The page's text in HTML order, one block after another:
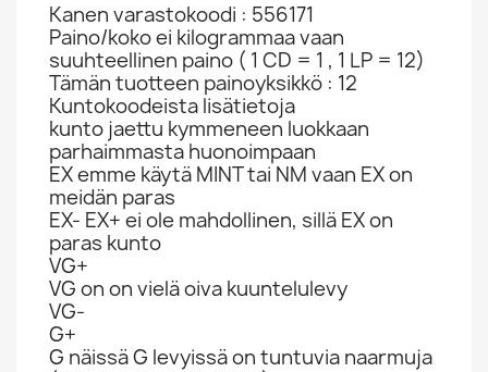
Kanen varastokoodi : 556171
Paino/koko ei kilogrammaa vaan
suuhteellinen paino ( 1 CD = 1 , 1 LP = 12)
Tämän tuotteen painoyksikkö : 12
Kuntokoodeista lisätietoja
kunto jaettu kymmeneen luokkaan
parhaimmasta huonoimpaan
EX emme käytä MINT tai NM vaan EX on
meidän paras
EX- EX+ ei ole mahdollinen, sillä EX on
paras kunto
VG+
VG on on vielä oiva kuuntelulevy
VG-
G+
G näissä G levyissä on tuntuvia naarmuja